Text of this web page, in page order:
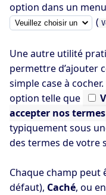
option dans un
(
Une autre utilité
permettre d’ajouter
simple case à
option telle que
accepter nos
typiquement sous
des termes de votre
Chaque champ peut
défaut), Caché, ou en